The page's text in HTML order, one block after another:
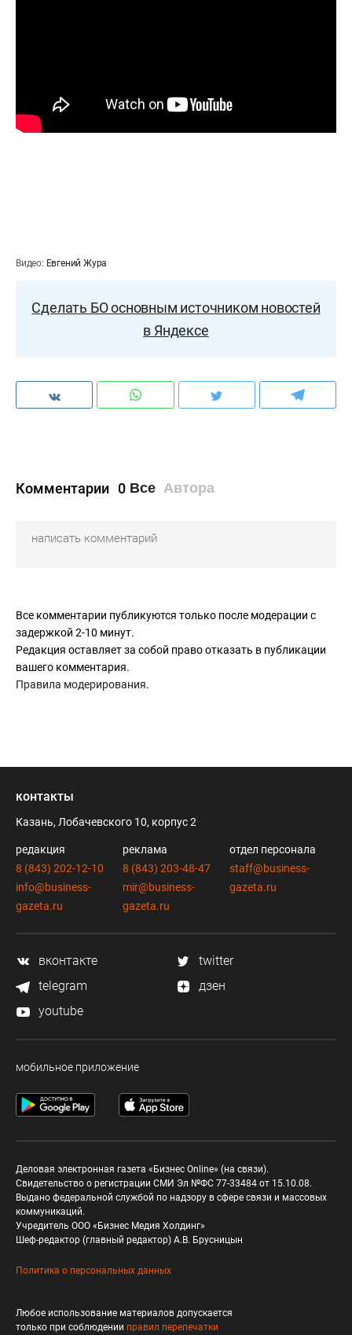
Видео: Евгений Жура
Сделать БО основным источником новостей
в Яндексе
Комментарии 0 Все Автора
Все комментарии публикуются только после модерации с
задержкой 2-10 минут.
Редакция оставляет за собой право отказать в публикации
вашего комментария.
Правила модерирования.
контакты
Казань, Лобачевского 10, корпус 2
редакция
8 (843) 202-12-10
info@business-
gazeta.ru
реклама
8 (843) 203-48-47
mir@business-
gazeta.ru
отдел персонала
staff@business-
gazeta.ru
вконтакте
twitter
telegram
дзен
youtube
мобильное приложение
Деловая электронная газета «Бизнес Online» (на связи).
Свидетельство о регистрации СМИ Эл №ФС 77-33484 от 15.10.08.
Выдано федеральной службой по надзору в сфере связи и массовых
коммуникаций.
Учредитель ООО «Бизнес Медия Холдинг»
Шеф-редактор (главный редактор) А.В. Брусницын
Политика о персональных данных
Любое использование материалов допускается
только при соблюдении правил перепечатки